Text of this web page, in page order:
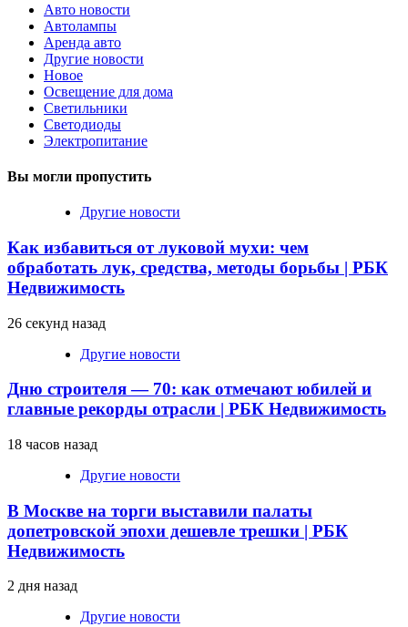
Авто новости
Автолампы
Аренда авто
Другие новости
Новое
Освещение для дома
Светильники
Светодиоды
Электропитание
Вы могли пропустить
Другие новости
Как избавиться от луковой мухи: чем
обработать лук, средства, методы борьбы | РБК
Недвижимость
26 секунд назад
Другие новости
Дню строителя — 70: как отмечают юбилей и
главные рекорды отрасли | РБК Недвижимость
18 часов назад
Другие новости
В Москве на торги выставили палаты
допетровской эпохи дешевле трешки | РБК
Недвижимость
2 дня назад
Другие новости